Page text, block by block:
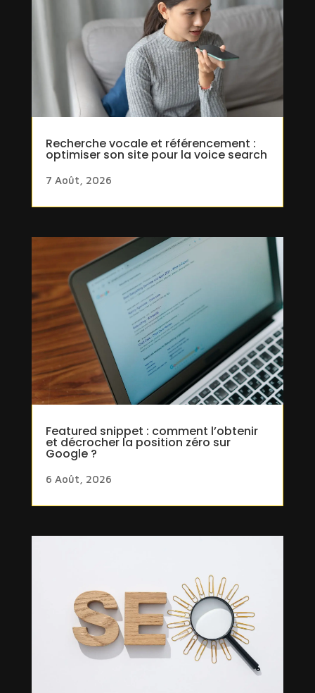
Recherche vocale et référencement :
optimiser son site pour la voice search
7 Août, 2026
Featured snippet : comment l’obtenir
et décrocher la position zéro sur
Google ?
6 Août, 2026